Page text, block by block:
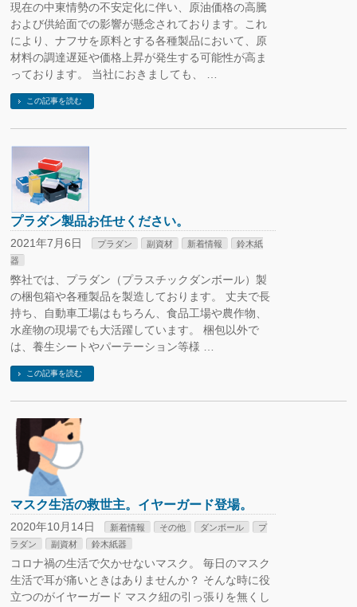
現在の中東情勢の不安定化に伴い、原油価格の高騰
および供給面での影響が懸念されております。これ
により、ナフサを原料とする各種製品において、原
材料の調達遅延や価格上昇が発生する可能性が高ま
っております。 当社におきましても、 …
この記事を読む
プラダン製品お任せください。
2021年7月6日 プラダン 副資材 新着情報
鈴木紙
器
弊社では、プラダン（プラスチックダンボール）製
の梱包箱や各種製品を製造しております。 丈夫で長
持ち、自動車工場はもちろん、食品工場や農作物、
水産物の現場でも大活躍しています。 梱包以外で
は、養生シートやパーテーション等様 …
この記事を読む
マスク生活の救世主。イヤーガード登場。
2020年10月14日 新着情報 その他 ダンボール
プ
ラダン
副資材 鈴木紙器
コロナ禍の生活で欠かせないマスク。 毎日のマスク
生活で耳が痛いときはありませんか？ そんな時に役
立つのがイヤーガード マスク紐の引っ張りを無くし